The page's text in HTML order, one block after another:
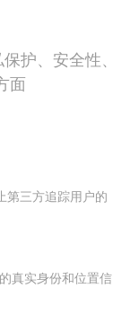
护、安全性、
面
第三方追踪用户的
真实身份和位置信